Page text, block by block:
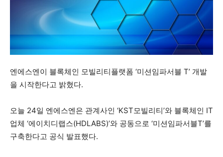
엔에스엔이 블록체인 모빌리티플랫폼 ‘미션임파서블 T’ 개발
을 시작한다고 밝혔다.
오늘 24일 엔에스엔은 관계사인 ‘KST모빌리티’와 블록체인 IT
업체 ‘에이치디랩스(HDLABS)’와 공동으로 ‘미션임파서블T’를
구축한다고 공식 발표했다.